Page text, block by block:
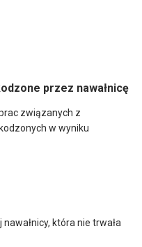
przez nawałnicę
związanych z
w wyniku
która nie trwała